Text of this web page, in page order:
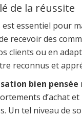
de la réussite
essentiel pour
recevoir des
clients ou en
reconnus et
bien pensée
d’achat
Un tel niveau de